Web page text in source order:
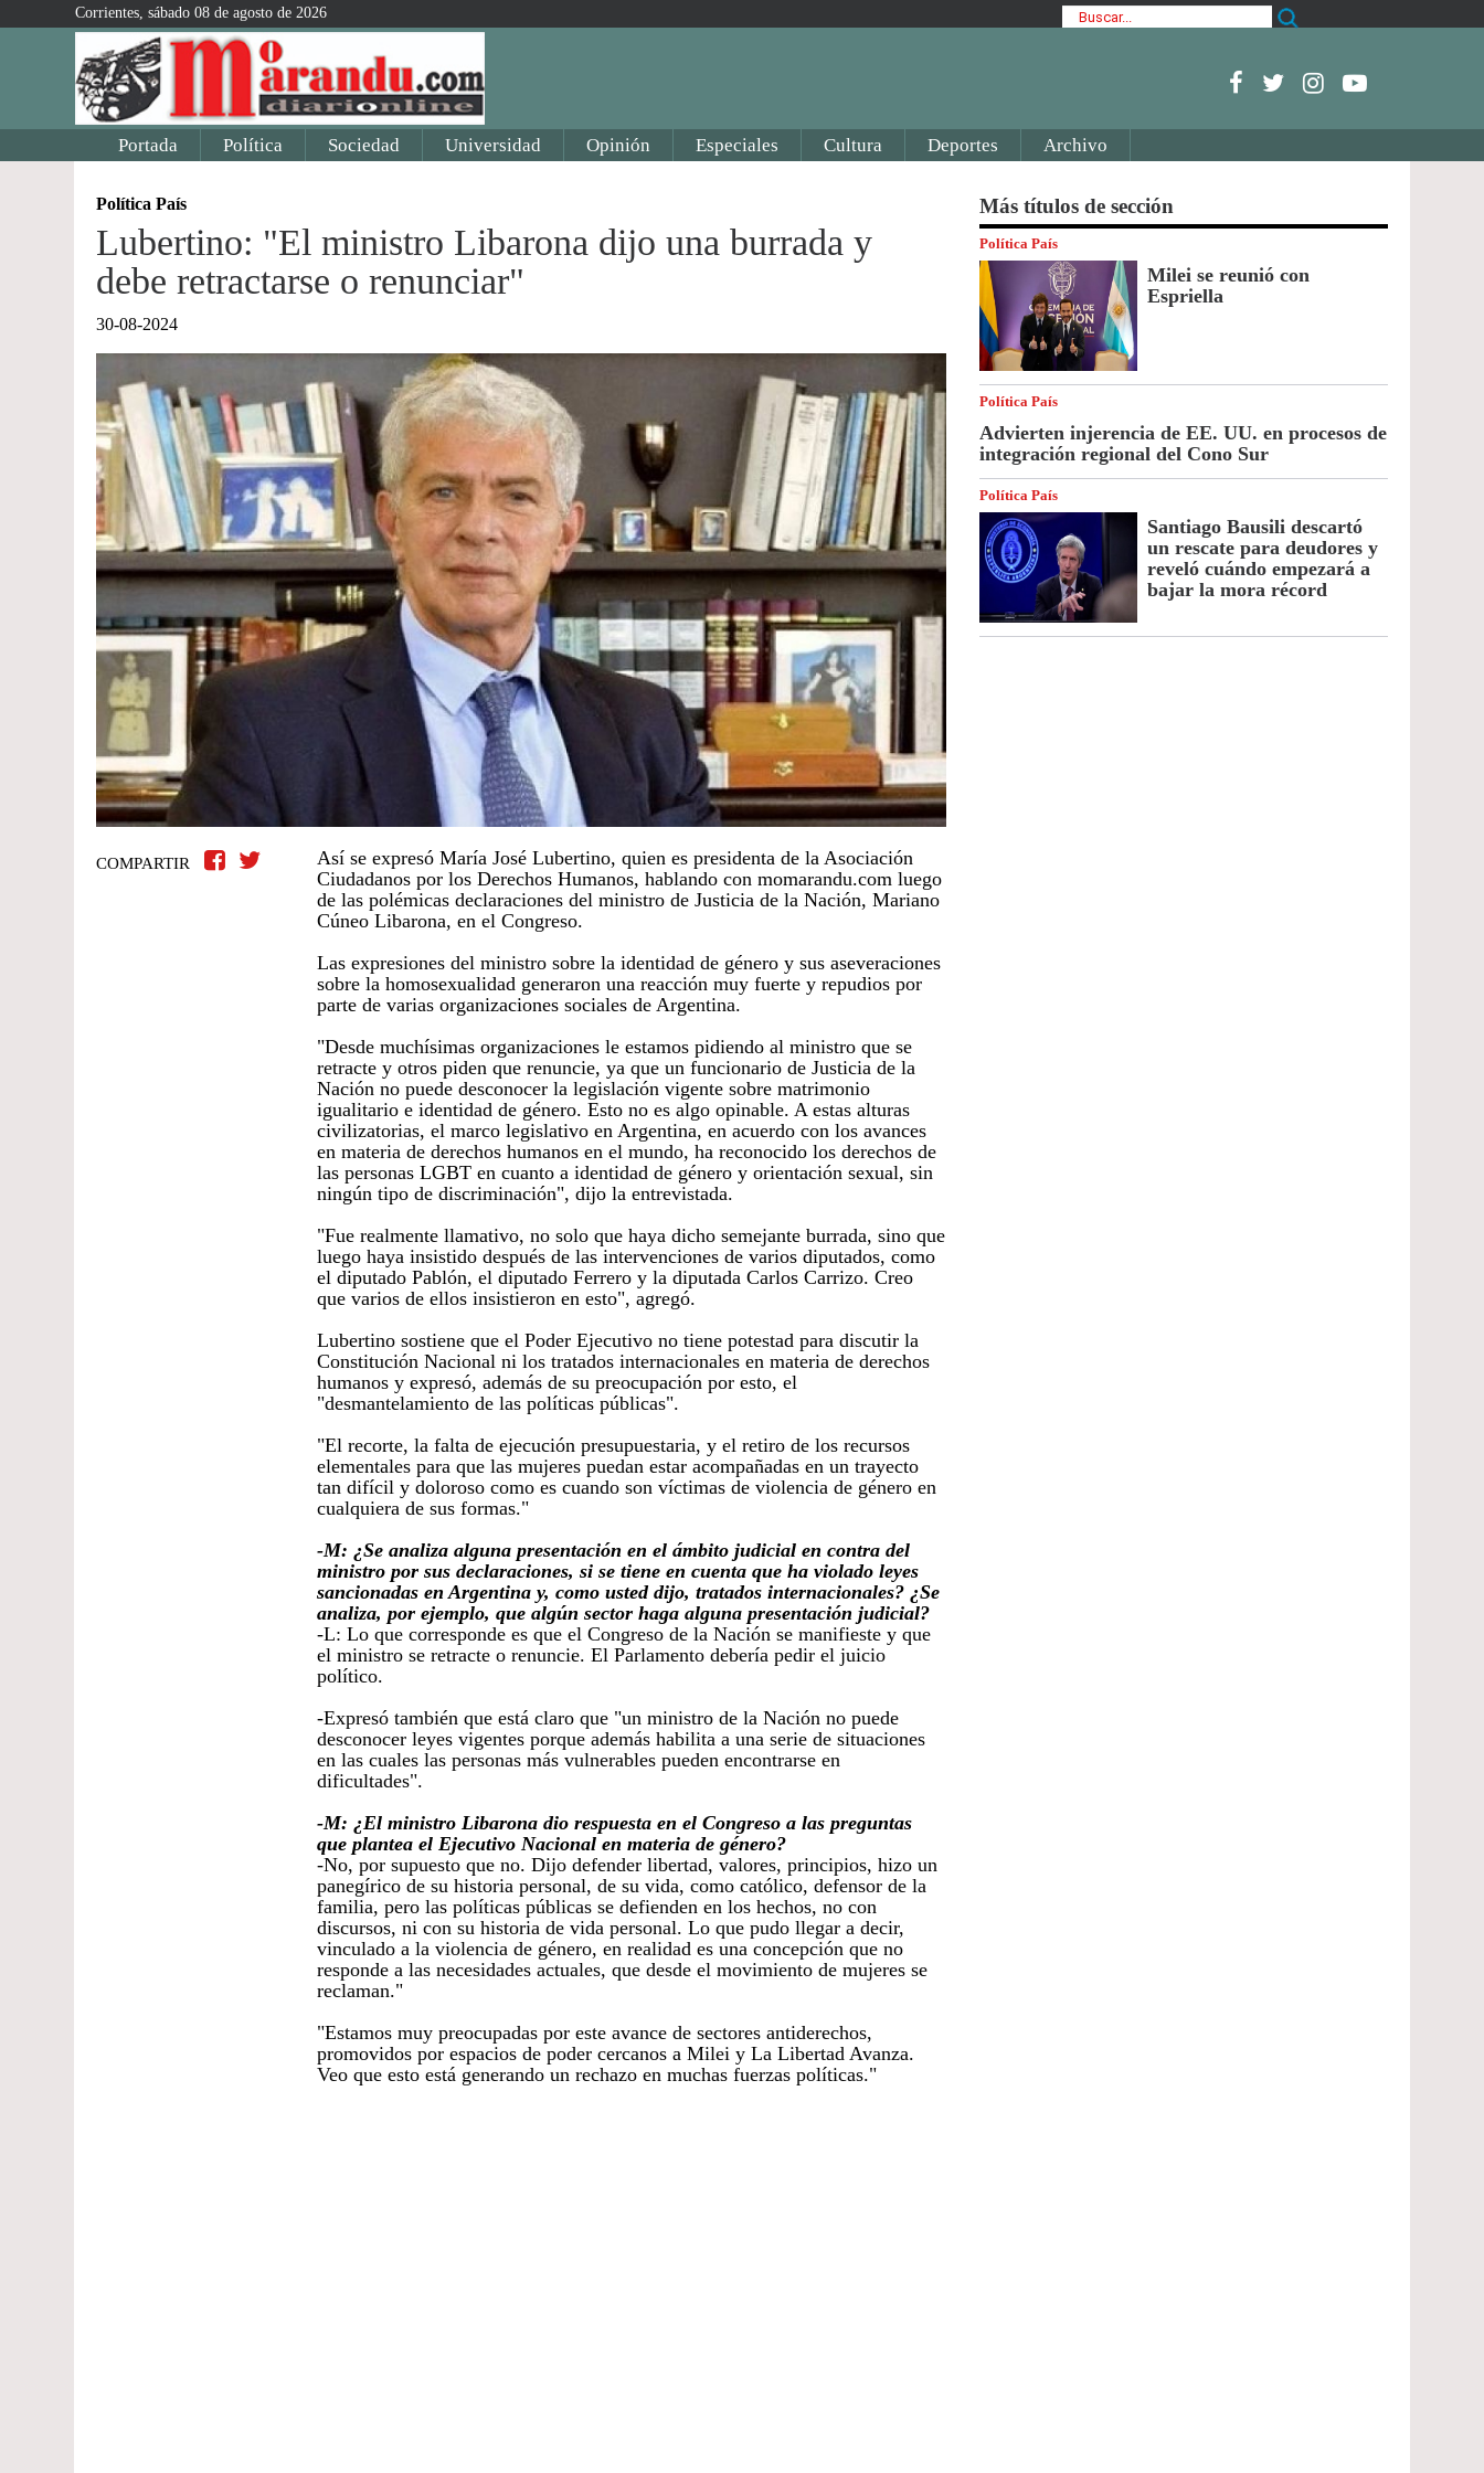
Corrientes, sábado 08 de agosto de 2026
Portada Política Sociedad Universidad Opinión Especiales Cultura Deportes Archivo
Política País
Lubertino: "El ministro Libarona dijo una burrada y
debe retractarse o renunciar"
30-08-2024
COMPARTIR
Así se expresó María José Lubertino, quien es presidenta de la Asociación
Ciudadanos por los Derechos Humanos, hablando con momarandu.com luego
de las polémicas declaraciones del ministro de Justicia de la Nación, Mariano
Cúneo Libarona, en el Congreso.
Las expresiones del ministro sobre la identidad de género y sus aseveraciones
sobre la homosexualidad generaron una reacción muy fuerte y repudios por
parte de varias organizaciones sociales de Argentina.
"Desde muchísimas organizaciones le estamos pidiendo al ministro que se
retracte y otros piden que renuncie, ya que un funcionario de Justicia de la
Nación no puede desconocer la legislación vigente sobre matrimonio
igualitario e identidad de género. Esto no es algo opinable. A estas alturas
civilizatorias, el marco legislativo en Argentina, en acuerdo con los avances
en materia de derechos humanos en el mundo, ha reconocido los derechos de
las personas LGBT en cuanto a identidad de género y orientación sexual, sin
ningún tipo de discriminación", dijo la entrevistada.
"Fue realmente llamativo, no solo que haya dicho semejante burrada, sino que
luego haya insistido después de las intervenciones de varios diputados, como
el diputado Pablón, el diputado Ferrero y la diputada Carlos Carrizo. Creo
que varios de ellos insistieron en esto", agregó.
Lubertino sostiene que el Poder Ejecutivo no tiene potestad para discutir la
Constitución Nacional ni los tratados internacionales en materia de derechos
humanos y expresó, además de su preocupación por esto, el
"desmantelamiento de las políticas públicas".
"El recorte, la falta de ejecución presupuestaria, y el retiro de los recursos
elementales para que las mujeres puedan estar acompañadas en un trayecto
tan difícil y doloroso como es cuando son víctimas de violencia de género en
cualquiera de sus formas."
-M: ¿Se analiza alguna presentación en el ámbito judicial en contra del
ministro por sus declaraciones, si se tiene en cuenta que ha violado leyes
sancionadas en Argentina y, como usted dijo, tratados internacionales? ¿Se
analiza, por ejemplo, que algún sector haga alguna presentación judicial?
-L: Lo que corresponde es que el Congreso de la Nación se manifieste y que
el ministro se retracte o renuncie. El Parlamento debería pedir el juicio
político.
-Expresó también que está claro que "un ministro de la Nación no puede
desconocer leyes vigentes porque además habilita a una serie de situaciones
en las cuales las personas más vulnerables pueden encontrarse en
dificultades".
-M: ¿El ministro Libarona dio respuesta en el Congreso a las preguntas
que plantea el Ejecutivo Nacional en materia de género?
-No, por supuesto que no. Dijo defender libertad, valores, principios, hizo un
panegírico de su historia personal, de su vida, como católico, defensor de la
familia, pero las políticas públicas se defienden en los hechos, no con
discursos, ni con su historia de vida personal. Lo que pudo llegar a decir,
vinculado a la violencia de género, en realidad es una concepción que no
responde a las necesidades actuales, que desde el movimiento de mujeres se
reclaman."
"Estamos muy preocupadas por este avance de sectores antiderechos,
promovidos por espacios de poder cercanos a Milei y La Libertad Avanza.
Veo que esto está generando un rechazo en muchas fuerzas políticas."
Más títulos de sección
Política País
Milei se reunió con
Espriella
Política País
Advierten injerencia de EE. UU. en procesos de
integración regional del Cono Sur
Política País
Santiago Bausili descartó
un rescate para deudores y
reveló cuándo empezará a
bajar la mora récord